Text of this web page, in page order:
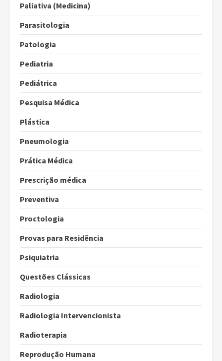
Paliativa (Medicina)
Parasitologia
Patologia
Pediatria
Pediátrica
Pesquisa Médica
Plástica
Pneumologia
Prática Médica
Prescrição médica
Preventiva
Proctologia
Provas para Residência
Psiquiatria
Questões Clássicas
Radiologia
Radiologia Intervencionista
Radioterapia
Reprodução Humana